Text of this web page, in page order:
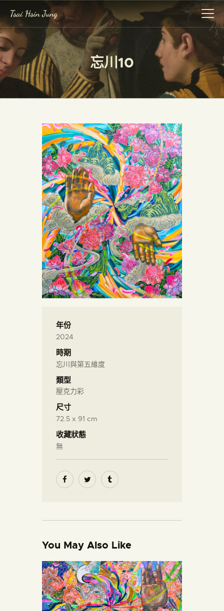
忘川10
作品集
展覽
事記
年份
2024
時期
忘川與第五維度
類型
壓克力彩
尺寸
72.5 x 91 cm
收藏狀態
無
You May Also Like